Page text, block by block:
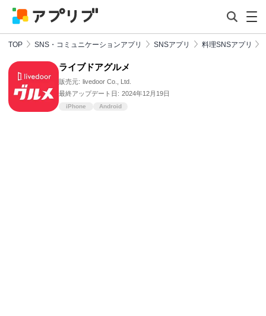
TOP SNS・コミュニケーションアプリ SNSアプリ 料理SNSアプリ
ライブドアグルメ
販売元: livedoor Co., Ltd.
最終アップデート日: 2024年12月19日
iPhone Android